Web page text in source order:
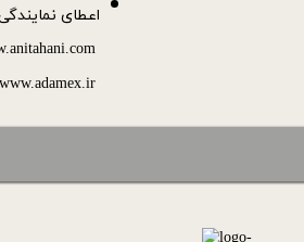
اعطای
www.ada​​​​​​​mex.ir